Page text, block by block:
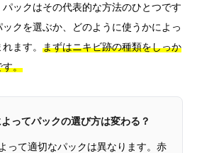
ックはその代表的な方法のひとつです
クを選ぶか、どのように使うかによっ
ます。 まずはニキビ跡の種類をしっか
す。
ってパックの選び方は変わる？
って適切なパックは異なります。赤